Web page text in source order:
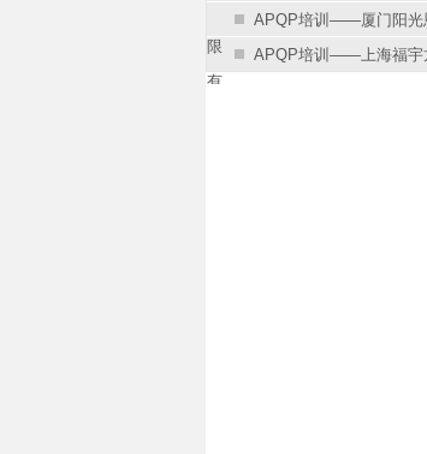
APQP培训——厦门阳光
限
APQP培训——上海福宇
有